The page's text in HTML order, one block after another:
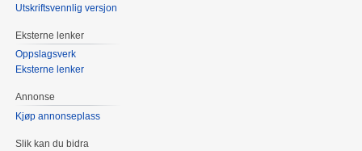
Utskriftsvennlig versjon
Eksterne lenker
Oppslagsverk
Eksterne lenker
Annonse
Kjøp annonseplass
Slik kan du bidra